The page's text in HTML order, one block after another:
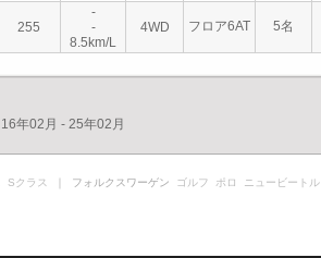
255
-
-
8.5km/L
4WD フロア6AT 5名
16年02月 - 25年02月
Sクラス ｜ フォルクスワーゲン ゴルフ ポロ ニュービートル